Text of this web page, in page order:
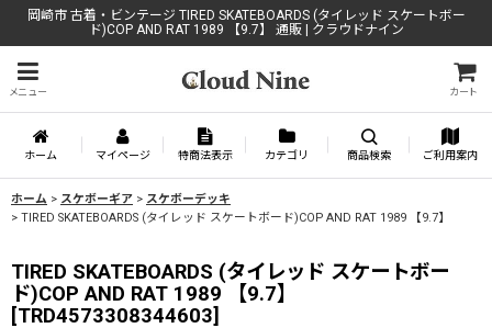
岡崎市 古着・ビンテージ TIRED SKATEBOARDS (タイレッド スケートボー
ド)COP AND RAT 1989 【9.7】 通販 | クラウドナイン
メニュー カート
ホーム マイページ 特商法表示 カテゴリ 商品検索 ご利用案内
ホーム > スケボーギア > スケボーデッキ
> TIRED SKATEBOARDS (タイレッド スケートボード)COP AND RAT 1989 【9.7】
TIRED SKATEBOARDS (タイレッド スケートボー
ド)COP AND RAT 1989 【9.7】
[TRD4573308344603]